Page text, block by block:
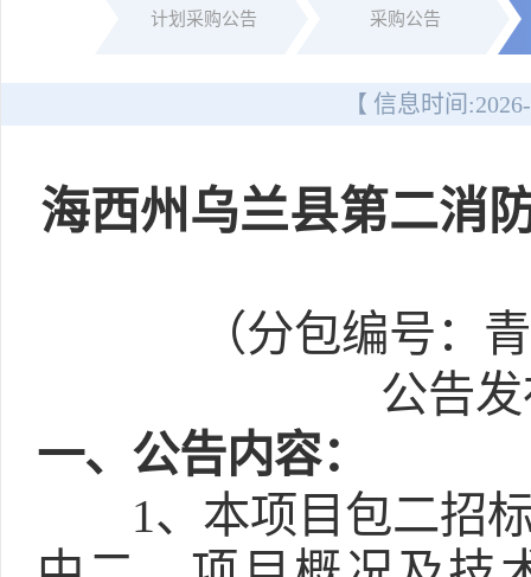
计划采购公告 采购公告
【 信息时间:
海西州乌兰县第二消
（分包编号：
公告
一、公告内容：
1、本项目包二招